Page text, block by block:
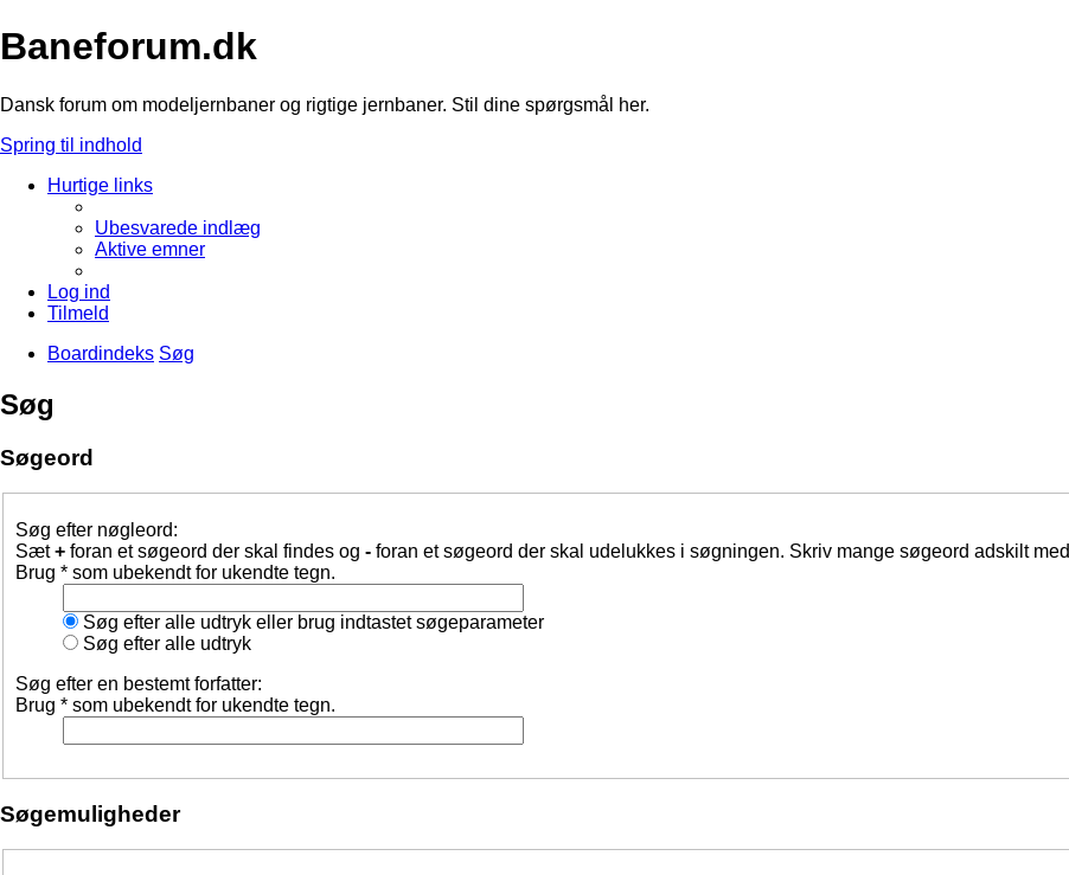
Baneforum.dk
Dansk forum om modeljernbaner og rigtige jernbaner. Stil dine spørgsmål her.
Spring til indhold
Hurtige links
Ubesvarede indlæg
Aktive emner
Log ind
Tilmeld
Boardindeks Søg
Søg
Søgeord
Søg efter nøgleord:
Sæt+ foran et søgeord der skal findes og - foran et søgeord der skal udelukkes i søgningen. Skriv mange søgeord adskilt med
Brug * som ubekendt for ukendte tegn.
Søg efter alle udtryk eller brug indtastet søgeparameter
Søg efter alle udtryk
Søg efter en bestemt forfatter:
Brug * som ubekendt for ukendte tegn.
Søgemuligheder